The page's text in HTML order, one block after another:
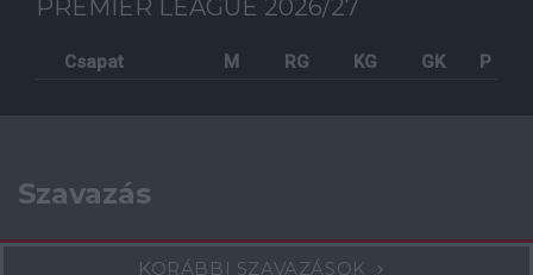
PREMIER LEAGUE 2026/27
Csapat M RG KG GK P
Szavazás
KORÁBBI SZAVAZÁSOK